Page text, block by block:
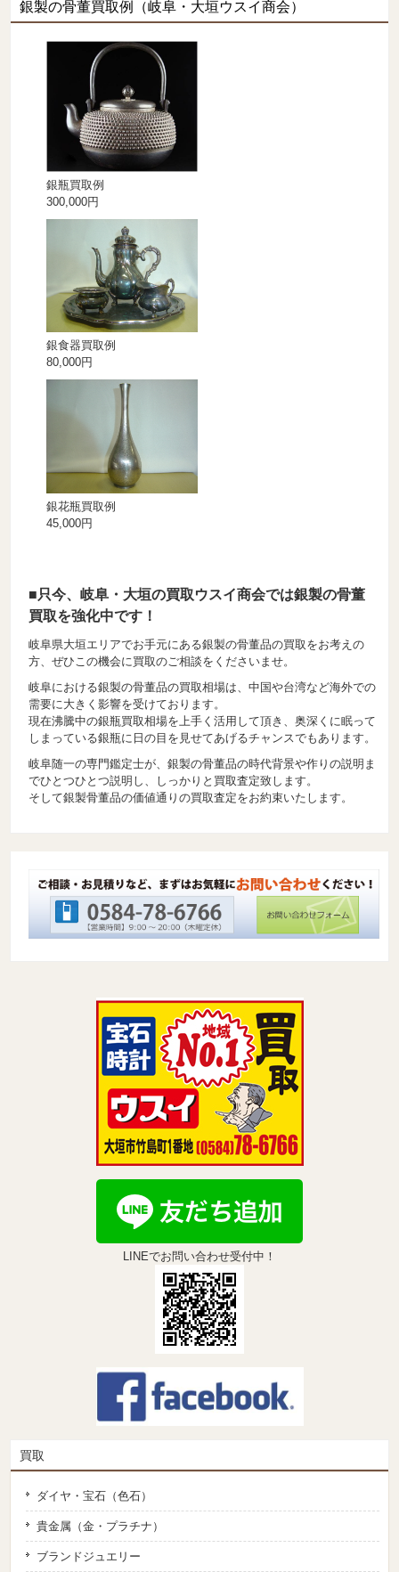
銀製の骨董買取例（岐阜・大垣ウスイ商会）
銀瓶買取例
300,000円
銀食器買取例
80,000円
銀花瓶買取例
45,000円
■只今、岐阜・大垣の買取ウスイ商会では銀製の骨董
買取を強化中です！
岐阜県大垣エリアでお手元にある銀製の骨董品の買取をお考えの
方、ぜひこの機会に買取のご相談をくださいませ。
岐阜における銀製の骨董品の買取相場は、中国や台湾など海外での
需要に大きく影響を受けております。
現在沸騰中の銀瓶買取相場を上手く活用して頂き、奥深くに眠って
しまっている銀瓶に日の目を見せてあげるチャンスでもあります。
岐阜随一の専門鑑定士が、銀製の骨董品の時代背景や作りの説明ま
でひとつひとつ説明し、しっかりと買取査定致します。
そして銀製骨董品の価値通りの買取査定をお約束いたします。
LINEでお問い合わせ受付中！
買取
ダイヤ・宝石（色石）
貴金属（金・プラチナ）
ブランドジュエリー